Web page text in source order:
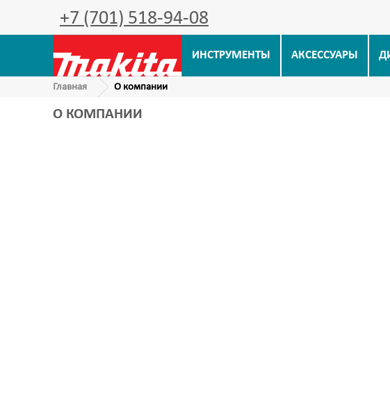
+7 (701) 518-94-08
ИНСТРУМЕНТЫ АКСЕССУАРЫ
Главная О компании
О КОМПАНИИ